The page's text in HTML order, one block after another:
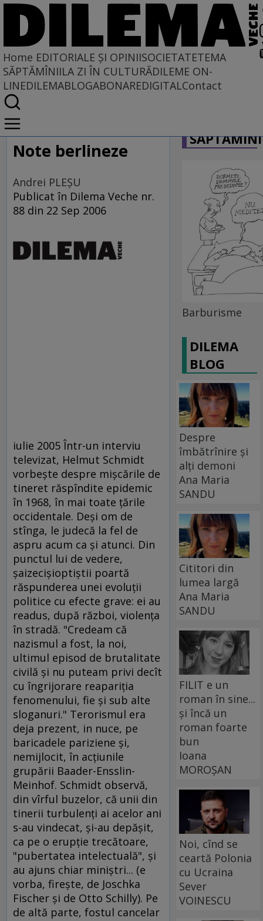
Home EDITORIALE ȘI OPINIISOCIETATETEMA
SĂPTĂMÎNIILA ZI ÎN CULTURĂDILEME ON-
LINEDILEMABLOGABONAREDIGITALContact
Home
EDITORIALE ȘI OPINII
SITUAȚIUNEA
Note berlineze
Andrei PLEŞU
Publicat în Dilema Veche nr.
88 din 22 Sep 2006
iulie 2005 Într-un interviu
televizat, Helmut Schmidt
vorbeşte despre mişcările de
tineret răspîndite epidemic
în 1968, în mai toate ţările
occidentale. Deşi om de
stînga, le judecă la fel de
aspru acum ca şi atunci. Din
punctul lui de vedere,
şaizecişioptiştii poartă
răspunderea unei evoluţii
politice cu efecte grave: ei au
readus, după război, violenţa
în stradă. "Credeam că
nazismul a fost, la noi,
ultimul episod de brutalitate
civilă şi nu puteam privi decît
cu îngrijorare reapariţia
fenomenului, fie şi sub alte
sloganuri." Terorismul era
deja prezent, in nuce, pe
baricadele pariziene şi,
nemijlocit, în acţiunile
grupării Baader-Ensslin-
Meinhof. Schmidt observă,
din vîrful buzelor, că unii din
tinerii turbulenţi ai acelor ani
s-au vindecat, şi-au depăşit,
ca pe o erupţie trecătoare,
"pubertatea intelectuală", şi
au ajuns chiar miniştri... (e
vorba, fireşte, de Joschka
Fischer şi de Otto Schilly). Pe
de altă parte, fostul cancelar
Barburisme
DILEMA
BLOG
Despre
îmbătrînire și
alți demoni
Ana Maria
SANDU
Cititori din
lumea largă
Ana Maria
SANDU
FILIT e un
roman în sine...
și încă un
roman foarte
bun
Ioana
MOROȘAN
Noi, cînd se
ceartă Polonia
cu Ucraina
Sever
VOINESCU